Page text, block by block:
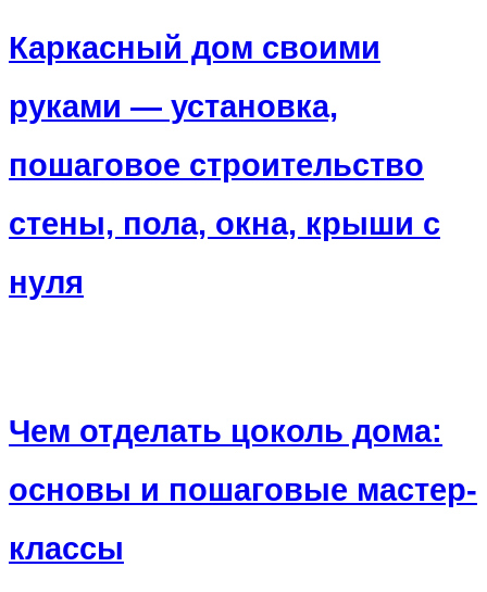
Каркасный дом своими
руками — установка,
пошаговое строительство
стены, пола, окна, крыши с
нуля
Чем отделать цоколь дома:
основы и пошаговые мастер-
классы